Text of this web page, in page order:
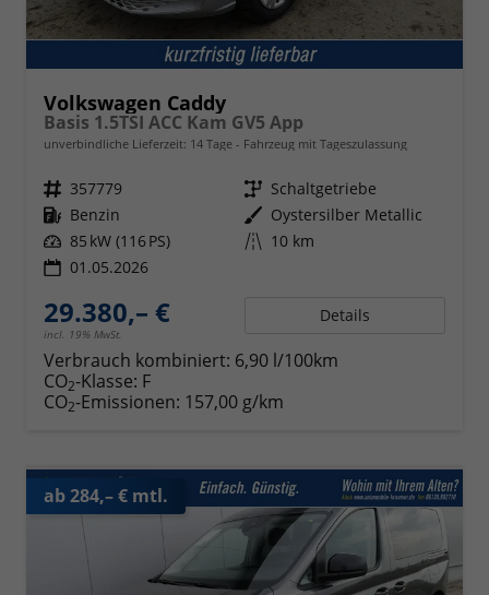
Volkswagen Caddy
Basis 1.5TSI ACC Kam GV5 App
unverbindliche Lieferzeit: 14 Tage Fahrzeug mit Tageszulassung
Fahrzeugnr. 357779 Getriebe Schaltgetriebe
Kraftstoff Benzin Außenfarbe Oystersilber Metallic
Leistung 85 kW (116 PS) Kilometerstand 10 km
01.05.2026
29.380,– €
incl. 19% MwSt.
Details
Verbrauch kombiniert: 6,90 l/100km
CO2-Klasse: F
CO2-Emissionen: 157,00 g/km
ab 284,– € mtl.